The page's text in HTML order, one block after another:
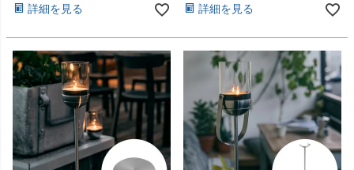
詳細を見る
詳細を見る